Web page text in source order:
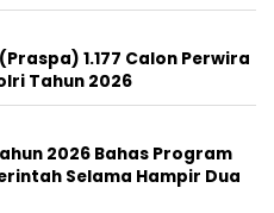
1.177 Calon Perwira
Tahun 2026
2026 Bahas Program
Selama Hampir Dua